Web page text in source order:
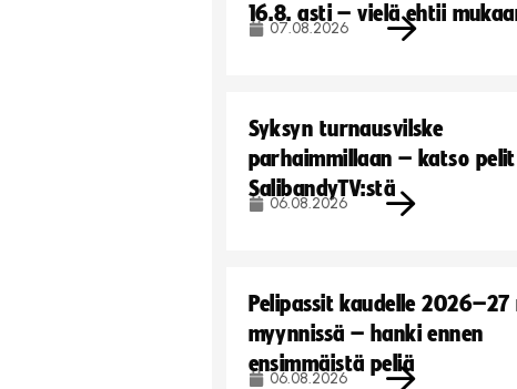
16.8. asti – vielä ehtii
07.08.2026
Syksyn turnausvilske
parhaimmillaan – katso pelit
SalibandyTV:stä
06.08.2026
Pelipassit kaudelle
myynnissä – hanki ennen
ensimmäistä peliä
06.08.2026